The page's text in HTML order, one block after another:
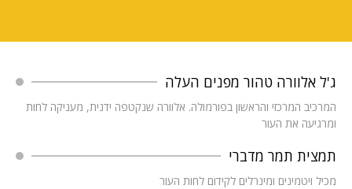
ג'ל אלוורה טהור מפנים העלה
המרכיב המרכזי והראשון בפורמולה. אלוורה שנקטפה ידנית, מעניקה לחות
ומרגיעה את העור
תמצית תמר מדברי
מכיל ויטמינים ומינרלים לקידום לחות העור